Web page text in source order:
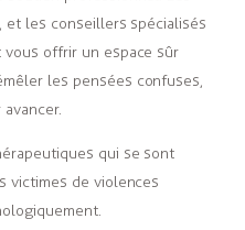
les conseillers spécialisés
offrir un espace sûr
les pensées confuses,
qui se sont
victimes de violences